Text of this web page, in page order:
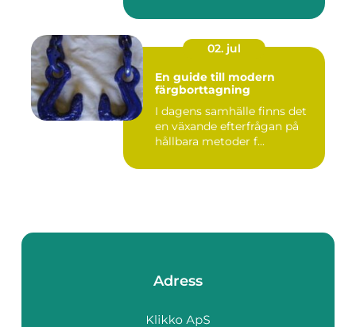
02. jul
En guide till modern
färgborttagning
I dagens samhälle finns det
en växande efterfrågan på
hållbara metoder f...
Adress